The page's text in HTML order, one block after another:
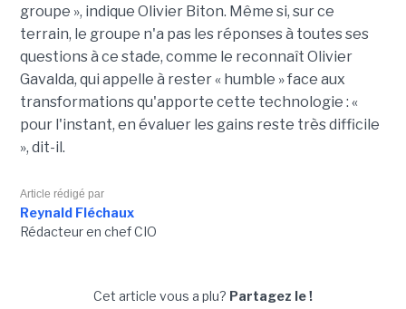
groupe », indique Olivier Biton. Même si, sur ce
terrain, le groupe n'a pas les réponses à toutes ses
questions à ce stade, comme le reconnaît Olivier
Gavalda, qui appelle à rester « humble » face aux
transformations qu'apporte cette technologie : «
pour l'instant, en évaluer les gains reste très difficile
», dit-il.
Article rédigé par
Reynald Fléchaux
Rédacteur en chef CIO
Cet article vous a plu? Partagez le !